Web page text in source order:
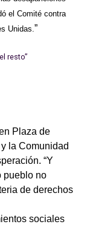
el Comité contra
Unidas. ”
Plaza de
la Comunidad
“Y
pueblo no
de derechos
sociales